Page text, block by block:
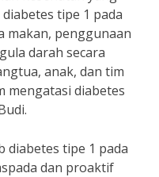
tipe 1 pada
makan, penggunaan
darah secara
anak, dan tim
mengatasi diabetes
diabetes tipe 1 pada
dan proaktif